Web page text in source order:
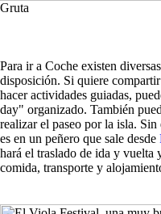
Gruta
Para ir a Coche existen
disposición. Si quiere
hacer actividades guiadas,
day" organizado. También
realizar el paseo por la isla.
es en un peñero que sale desde
hará el traslado de ida y vuelta
comida, transporte y